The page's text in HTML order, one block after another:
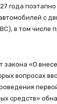
года
с
в том числе
закона «О
вопросах
средств»